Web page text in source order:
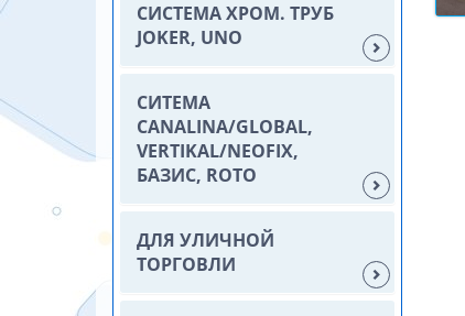
СИСТЕМА ХРОМ. ТРУБ
JOKER, UNO
СИТЕМА
CANALINA/GLOBAL,
VERTIKAL/NEOFIX,
БАЗИС, ROTO
ДЛЯ УЛИЧНОЙ
ТОРГОВЛИ